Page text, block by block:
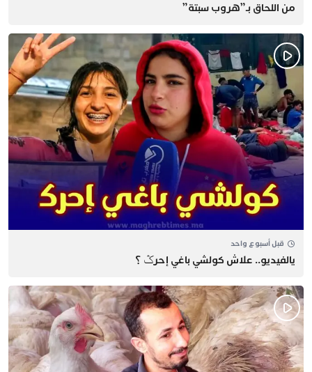
من اللحاق بـ”هروب سبتة”
قبل أسبوع واحد
يالفيديو.. علاش كولشي باغي إحرݣ ؟